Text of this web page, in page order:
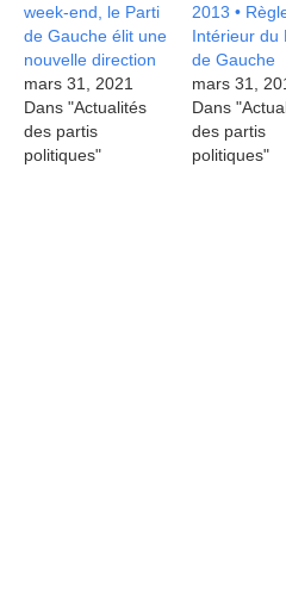
week-end, le Parti
de Gauche élit une
nouvelle direction
mars 31, 2021
Dans "Actualités
des partis
politiques"
2013 •
Intérieur du
de Gauche
mars 31,
Dans
des partis
politiques"